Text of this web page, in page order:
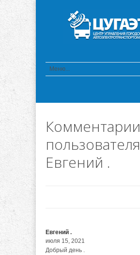
Комментарии
пользователя
Евгений .
Евгений .
июля 15, 2021
Добрый день .